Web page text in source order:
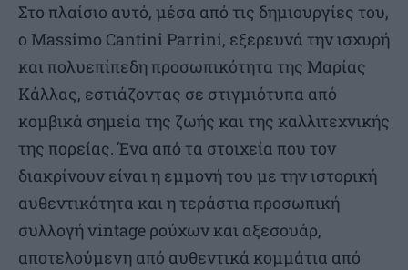
Στο πλαίσιο αυτό, μέσα από τις δημιουργίες του,
ο Massimo Cantini Parrini, εξερευνά την ισχυρή
και πολυεπίπεδη προσωπικότητα της Μαρίας
Κάλλας, εστιάζοντας σε στιγμιότυπα από
κομβικά σημεία της ζωής και της καλλιτεχνικής
της πορείας. Ένα από τα στοιχεία που τον
διακρίνουν είναι η εμμονή του με την ιστορική
αυθεντικότητα και η τεράστια προσωπική
συλλογή vintage ρούχων και αξεσουάρ,
αποτελούμενη από αυθεντικά κομμάτια από